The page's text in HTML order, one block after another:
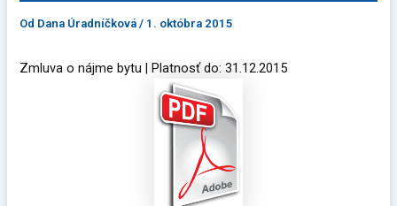
Od Dana Úradníčková/ 1. októbra 2015
Zmluva o nájme bytu | Platnosť do: 31.12.2015